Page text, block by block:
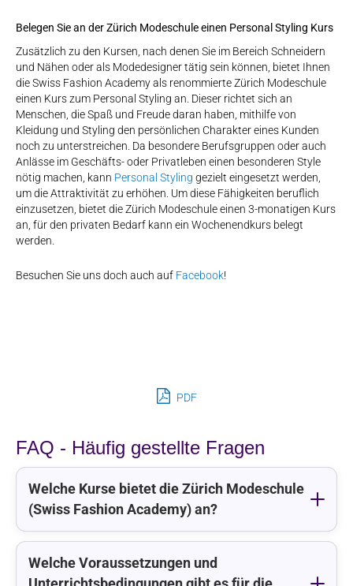
Belegen Sie an der Zürich Modeschule einen Personal Styling Kurs
Zusätzlich zu den Kursen, nach denen Sie im Bereich Schneidern
und Nähen oder als Modedesigner tätig sein können, bietet Ihnen
die Swiss Fashion Academy als renommierte Zürich Modeschule
einen Kurs zum Personal Styling an. Dieser richtet sich an
Menschen, die Spaß und Freude daran haben, mithilfe von
Kleidung und Styling den persönlichen Charakter eines Kunden
noch zu unterstreichen. Da besondere Berufsgruppen oder auch
Anlässe im Geschäfts- oder Privatleben einen besonderen Style
nötig machen, kann Personal Styling gezielt eingesetzt werden,
um die Attraktivität zu erhöhen. Um diese Fähigkeiten beruflich
einzusetzen, bietet die Zürich Modeschule einen 3-monatigen Kurs
an, für den privaten Bedarf kann ein Wochenendkurs belegt
werden.
Besuchen Sie uns doch auch auf Facebook!
PDF
FAQ - Häufig gestellte Fragen
Welche Kurse bietet die Zürich Modeschule
(Swiss Fashion Academy) an?
Welche Voraussetzungen und